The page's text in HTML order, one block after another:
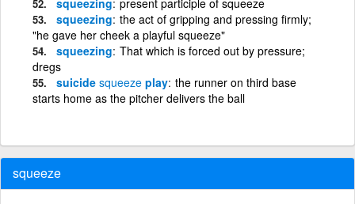
squeezing the act of gripping and pressing firmly;
"he gave her cheek a playful squeeze"
squeezing That which is forced out by pressure;
dregs
suicide squeeze play the runner on third base
starts home as the pitcher delivers the ball
squeeze